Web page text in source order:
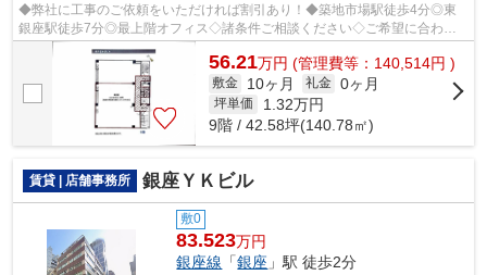
◆弊社に工事のご依頼をいただければ割引あり！◆築地市場駅徒歩4分◎東
銀座駅徒歩7分◎最上階オフィス◇諸条件ご相談ください◇ご希望に合わせ
て物件のご提案が可能です◇お気軽にお問い合わ...
56.21万円 (管理費等：140,514円 )
敷金 10ヶ月 礼金 0ヶ月
坪単価 1.32万円
9階 / 42.58坪(140.78㎡)
賃貸 | 店舗事務所 銀座ＹＫビル
敷0
83.523万円
銀座線 「銀座 」駅 徒歩2分